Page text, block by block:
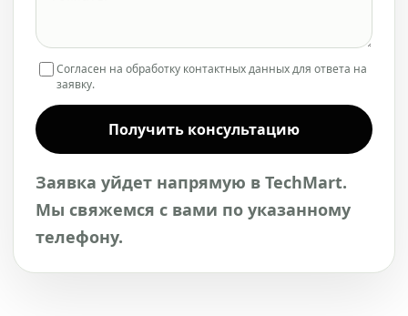
Согласен на обработку контактных данных для ответа на
заявку.
Получить консультацию
Заявка уйдет напрямую в TechMart.
Мы свяжемся с вами по указанному
телефону.